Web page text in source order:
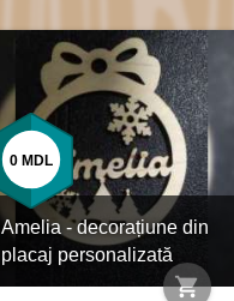
Amelia - decorațiune din
placaj personalizată
shopping_cart
0 MDL